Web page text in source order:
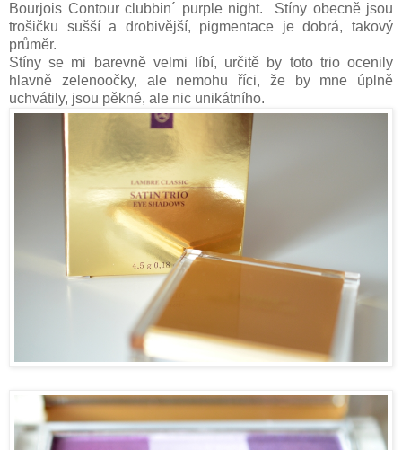
Bourjois Contour clubbin´ purple night. Stíny obecně jsou
trošičku sušší a drobivější, pigmentace je dobrá, takový
průměr.
Stíny se mi barevně velmi líbí, určitě by toto trio ocenily
hlavně zelenoočky, ale nemohu říci, že by mne úplně
uchvátily, jsou pěkné, ale nic unikátního.